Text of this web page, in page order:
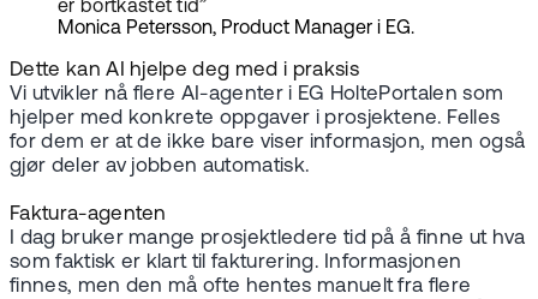
er bortkastet tid”
Monica Petersson, Product Manager i EG.
Dette kan AI hjelpe deg med i praksis
Vi utvikler nå flere AI-agenter i EG HoltePortalen som
hjelper med konkrete oppgaver i prosjektene. Felles
for dem er at de ikke bare viser informasjon, men også
gjør deler av jobben automatisk.
Faktura-agenten
I dag bruker mange prosjektledere tid på å finne ut hva
som faktisk er klart til fakturering. Informasjonen
finnes, men den må ofte hentes manuelt fra flere